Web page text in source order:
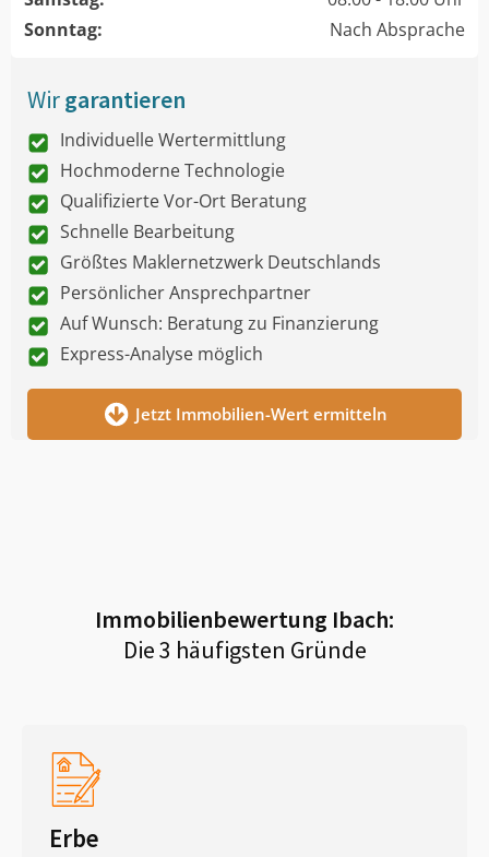
Sonntag:
Nach Absprache
Wirgarantieren
Individuelle Wertermittlung
Hochmoderne Technologie
Qualifizierte Vor-Ort Beratung
Schnelle Bearbeitung
Größtes Maklernetzwerk Deutschlands
Persönlicher Ansprechpartner
Auf Wunsch: Beratung zu Finanzierung
Express-Analyse möglich
Jetzt Immobilien-Wert ermitteln
Immobilienbewertung Ibach:
Die 3 häufigsten Gründe
Erbe